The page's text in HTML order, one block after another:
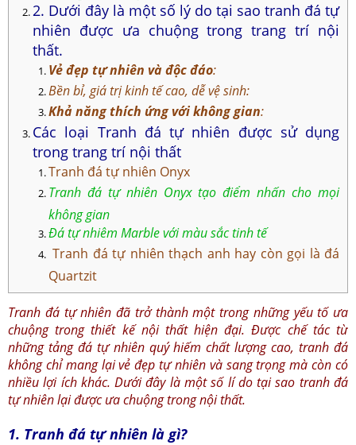
2. Dưới đây là một số lý do tại sao tranh đá tự
nhiên được ưa chuộng trong trang trí nội
thất.
Vẻ đẹp tự nhiên và độc đáo:
Bền bỉ, giá trị kinh tế cao, dễ vệ sinh:
Khả năng thích ứng với không gian:
Các loại Tranh đá tự nhiên được sử dụng
trong trang trí nội thất
Tranh đá tự nhiên Onyx
Tranh đá tự nhiên Onyx tạo điểm nhấn cho mọi
không gian
Đá tự nhiêm Marble với màu sắc tinh tế
Tranh đá tự nhiên thạch anh hay còn gọi là đá
Quartzit
Tranh đá tự nhiên đã trở thành một trong những yếu tố ưa
chuộng trong thiết kế nội thất hiện đại. Được chế tác từ
những tảng đá tự nhiên quý hiếm chất lượng cao, tranh đá
không chỉ mang lại vẻ đẹp tự nhiên và sang trọng mà còn có
nhiều lợi ích khác. Dưới đây là một số lí do tại sao tranh đá
tự nhiên lại được ưa chuộng trong nội thất.
1. Tranh đá tự nhiên là gì?